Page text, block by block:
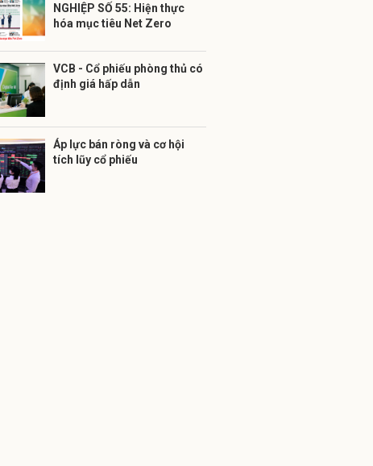
NGHIỆP SỐ 55: Hiện thực
hóa mục tiêu Net Zero
VCB - Cổ phiếu phòng thủ có
định giá hấp dẫn
Áp lực bán ròng và cơ hội
tích lũy cổ phiếu